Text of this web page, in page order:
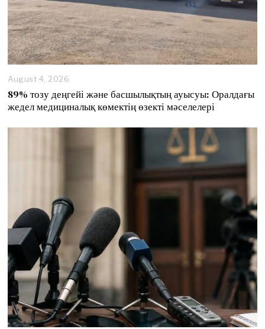
August 4, 2026
89% тозу деңгейі және басшылықтың ауысуы: Оралдағы
жедел медициналық көмектің өзекті мәселелері